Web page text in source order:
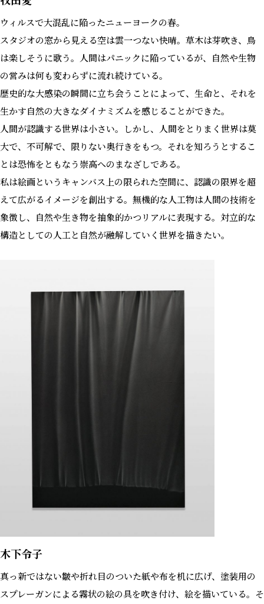
ウィルスで大混乱に陥ったニューヨークの春。
スタジオの窓から見える空は雲一つない快晴。草木は芽吹き、鳥
は楽しそうに歌う。人間はパニックに陥っているが、自然や生物
の営みは何も変わらずに流れ続けている。
歴史的な大感染の瞬間に立ち会うことによって、生命と、それを
生かす自然の大きなダイナミズムを感じることができた。
人間が認識する世界は小さい。しかし、人間をとりまく世界は莫
大で、不可解で、限りない奥行きをもつ。それを知ろうとするこ
とは恐怖をともなう崇高へのまなざしである。
私は絵画というキャンバス上の限られた空間に、認識の限界を超
えて広がるイメージを創出する。無機的な人工物は人間の技術を
象徴し、自然や生き物を抽象的かつリアルに表現する。対立的な
構造としての人工と自然が融解していく世界を描きたい。
木下令子
真っ新ではない皺や折れ目のついた紙や布を机に広げ、塗装用の
スプレーガンによる霧状の絵の具を吹き付け、絵を描いている。そ